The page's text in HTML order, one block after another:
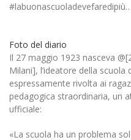
#labuonascuoladevefaredipiù…
Foto del diario
Il 27 maggio 1923 nasceva
Milani], l’ideatore della scuola
espressamente rivolta ai
pedagogica straordinaria, un
ufficiale:
«La scuola ha un problema